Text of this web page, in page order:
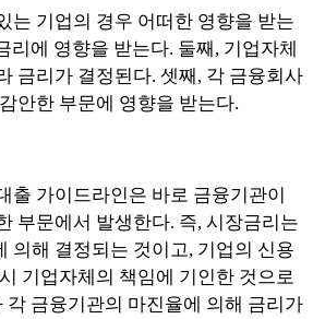
는 기업의 경우 어떠한 영향을 받는
리에 영향을 받는다. 둘째, 기업자체
금리가 결정된다. 셋째, 각 금융회사
안한 부문에 영향을 받는다.
출 가이드라인은 바로 금융기관이
부문에서 발생한다. 즉, 시장금리는
의해 결정되는 것이고, 기업의 신용
기업자체의 책임에 기인한 것으로
각 금융기관의 마진율에 의해 금리가